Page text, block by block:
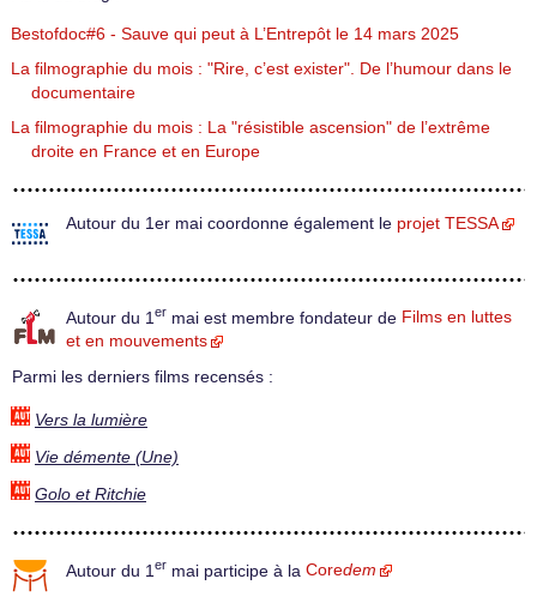
Bestofdoc#6 - Sauve qui peut à L’Entrepôt le 14 mars 2025
La filmographie du mois : "Rire, c’est exister". De l’humour dans le
documentaire
La filmographie du mois : La "résistible ascension" de l’extrême
droite en France et en Europe
Autour du 1er mai coordonne également le projet TESSA
Autour du 1 er mai est membre fondateur de Films en luttes
et en mouvements
Parmi les derniers films recensés :
Vers la lumière
Vie démente (Une)
Golo et Ritchie
Autour du 1 er mai participe à la Coredem